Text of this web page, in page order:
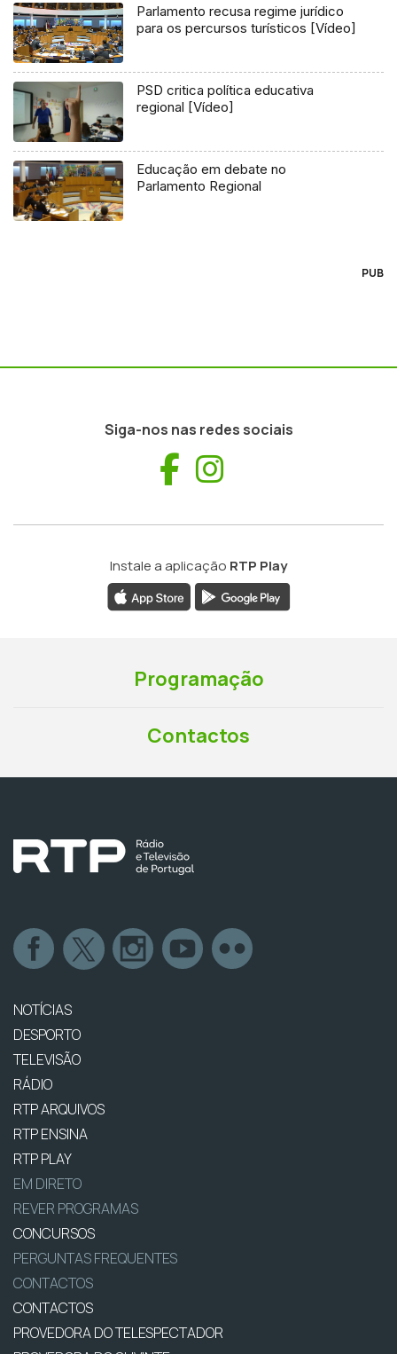
Parlamento recusa regime jurídico
para os percursos turísticos [Vídeo]
PSD critica política educativa
regional [Vídeo]
Educação em debate no
Parlamento Regional
PUB
Siga-nos nas redes sociais
Facebook
Instale a aplicação RTP Play
Programação
Contactos
NOTÍCIAS
DESPORTO
TELEVISÃO
RÁDIO
RTP ARQUIVOS
RTP ENSINA
RTP PLAY
EM DIRETO
REVER PROGRAMAS
CONCURSOS
PERGUNTAS FREQUENTES
CONTACTOS
CONTACTOS
PROVEDORA DO TELESPECTADOR